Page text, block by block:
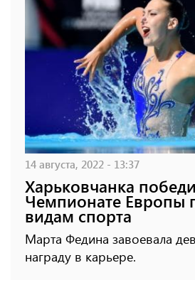
14 августа, 2022 - 13:37
Харьковчанка
Чемпионате Европы
видам спорта
Марта Федина завоевала
награду в карьере.